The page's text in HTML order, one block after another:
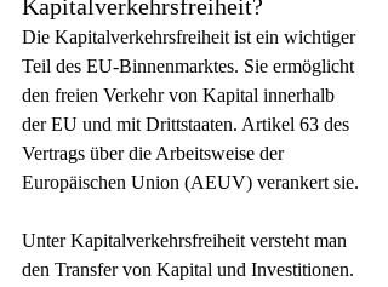
Kapitalverkehrsfreiheit?
Die Kapitalverkehrsfreiheit ist ein wichtiger
Teil des EU-Binnenmarktes. Sie ermöglicht
den freien Verkehr von Kapital innerhalb
der EU und mit Drittstaaten. Artikel 63 des
Vertrags über die Arbeitsweise der
Europäischen Union (AEUV) verankert sie.
Unter Kapitalverkehrsfreiheit versteht man
den Transfer von Kapital und Investitionen.